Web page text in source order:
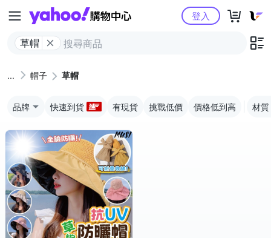
Yahoo購物中心
草帽
登入
帽子 草帽
品牌 快速到貨 有現貨 挑戰低價 價格低到高 材質